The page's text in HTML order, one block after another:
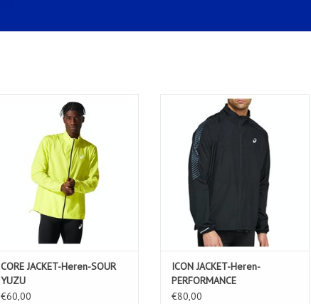
CORE JACKET-Heren-SOUR YUZU
CORE JACKET-Heren-SOUR
YUZU
€60,00
ICON JACKET-Heren-PERFORMANCE
BLACK/CARRIER GREY
TOEVOEGEN AAN WINKELWAGEN
ICON JACKET-Heren-
PERFORMANCE
BLACK/CARRIER GREY
€80,00